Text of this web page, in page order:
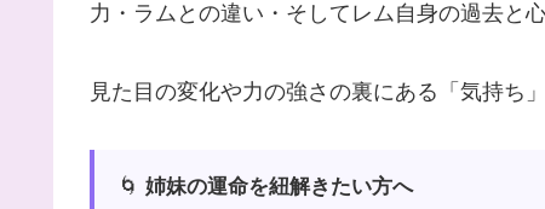
力・ラムとの違い・そしてレム自身の過去と
見た目の変化や力の強さの裏にある「気持ち
🌀 姉妹の運命を紐解きたい方へ